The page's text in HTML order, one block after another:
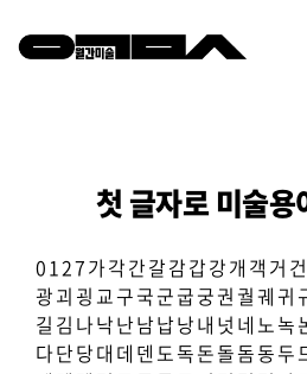
첫 글자로 미술용
0 1 27가각간갈감갑강개 객 거 건
광괴 굉 교구국군굽궁권 궐궤귀
길 김 나낙난남납낭내 넛 네 노녹
다단당대 데 덴 도독돈돌돔동두